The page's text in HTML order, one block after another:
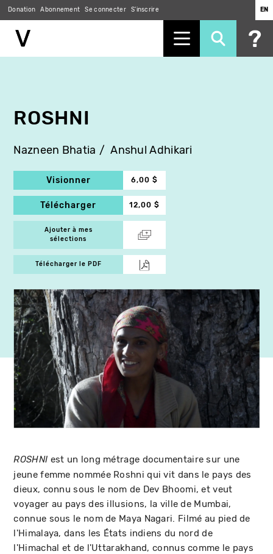
Donation Abonnement Se connecter S'inscrire EN
ROSHNI
Nazneen Bhatia Anshul Adhikari
Visionner 6,00 $
Télécharger 12,00 $
Ajouter à mes
sélections
Télécharger le PDF
ROSHNI est un long métrage documentaire sur une
jeune femme nommée Roshni qui vit dans le pays des
dieux, connu sous le nom de Dev Bhoomi, et veut
voyager au pays des illusions, la ville de Mumbai,
connue sous le nom de Maya Nagari. Filmé au pied de
l'Himalaya, dans les États indiens du nord de
l'Himachal et de l'Uttarakhand, connus comme le pays